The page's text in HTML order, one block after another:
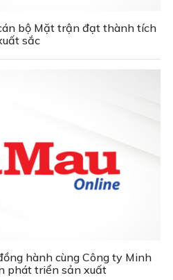
bộ Mặt trận đạt thành tích
sắc
hành cùng Công ty Minh
phát triển sản xuất